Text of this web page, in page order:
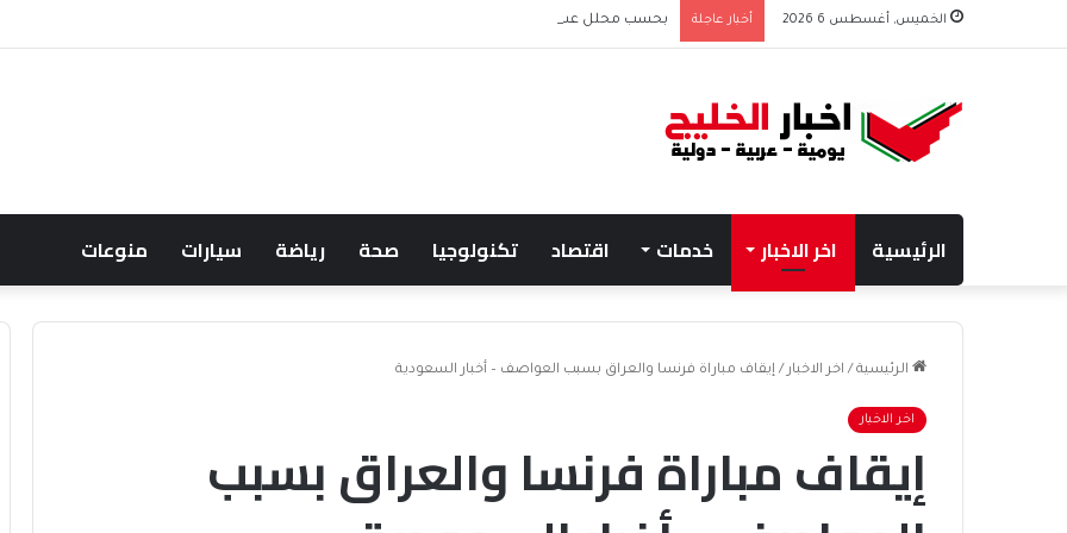
الخميس, أغسطس 6 2026 أخبار عاجلة بحسب محلل عسكري التحالف البحري السعودي يعزز أمن الملاحة الإقليمية والدولية
الرئيسية اخر الاخبار خدمات اقتصاد تكنولوجيا صحة رياضة سيارات منوعات
الرئيسية / اخر الاخبار / إيقاف مباراة فرنسا والعراق بسبب العواصف – أخبار السعودية
اخر الاخبار
إيقاف مباراة فرنسا والعراق بسبب